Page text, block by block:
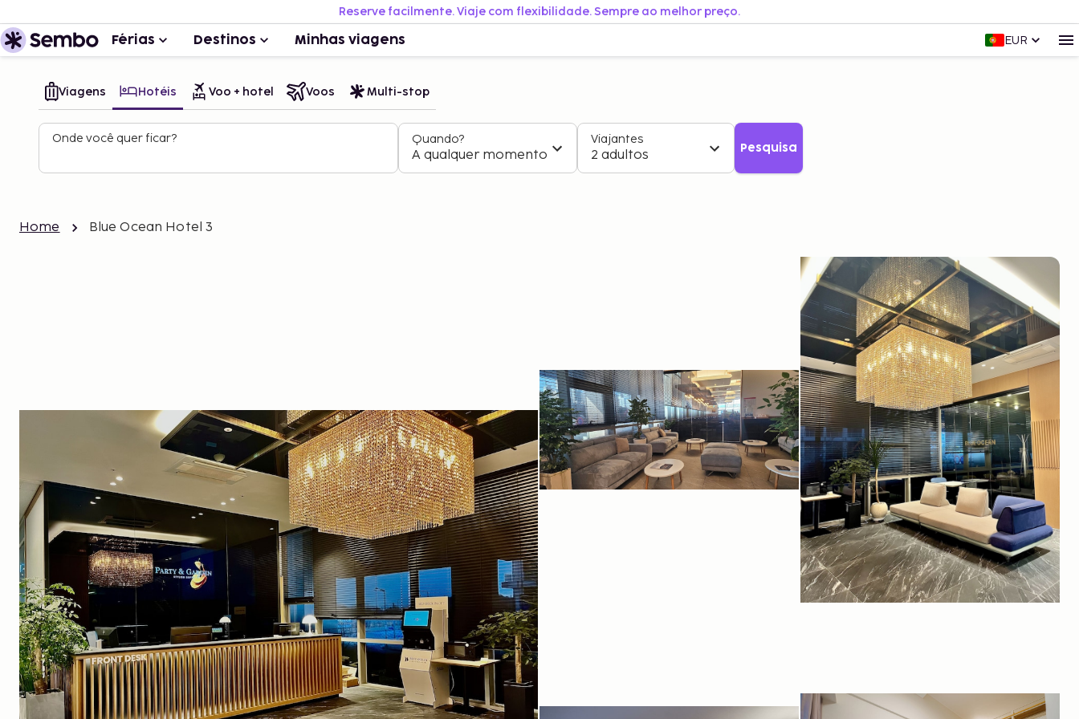
Reserve facilmente. Viaje com flexibilidade. Sempre ao melhor preço.
Férias Destinos Minhas viagens EUR
Viagens Hotéis Voo + hotel Voos Multi-stop
Onde você quer ficar? Quando?
A qualquer momento
Viajantes
2 adultos Pesquisa
Home Blue Ocean Hotel 3